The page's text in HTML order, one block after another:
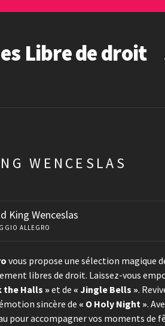
Libre de droit
WENCESLAS
King Wenceslas
ALLEGRO
vous propose une sélection magique
libres de droit. Laissez-vous
the Halls » et de « Jingle Bells ».
sincère de « O Holy Night ».
pour accompagner vos moments de